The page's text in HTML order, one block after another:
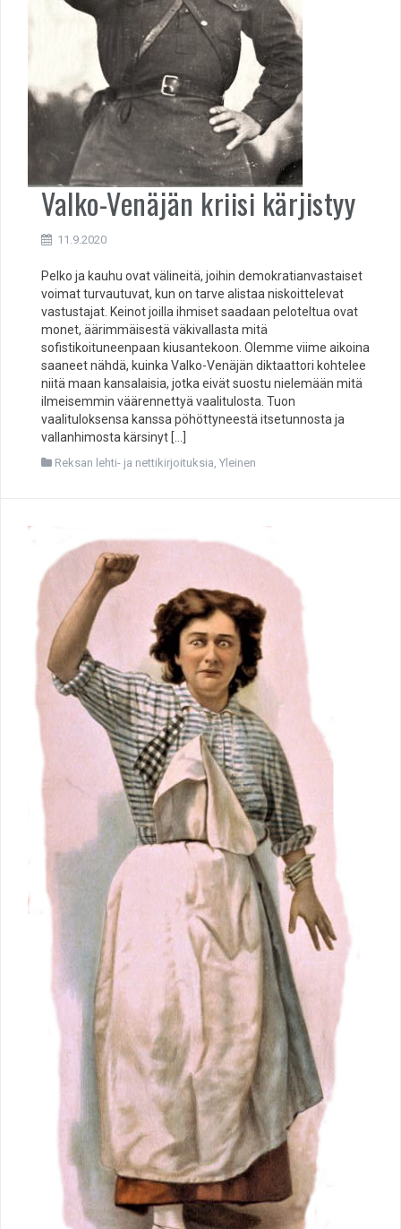
Valko-Venäjän kriisi kärjistyy
11.9.2020
Pelko ja kauhu ovat välineitä, joihin demokratianvastaiset
voimat turvautuvat, kun on tarve alistaa niskoittelevat
vastustajat. Keinot joilla ihmiset saadaan peloteltua ovat
monet, äärimmäisestä väkivallasta mitä
sofistikoituneenpaan kiusantekoon. Olemme viime aikoina
saaneet nähdä, kuinka Valko-Venäjän diktaattori kohtelee
niitä maan kansalaisia, jotka eivät suostu nielemään mitä
ilmeisemmin väärennettyä vaalitulosta. Tuon
vaalituloksensa kanssa pöhöttyneestä itsetunnosta ja
vallanhimosta kärsinyt […]
Reksan lehti- ja nettikirjoituksia, Yleinen